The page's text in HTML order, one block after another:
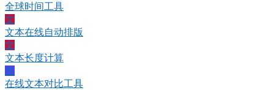
全球时间工具
文
文本在线自动排版
文
文本长度计算
在
在线文本对比工具